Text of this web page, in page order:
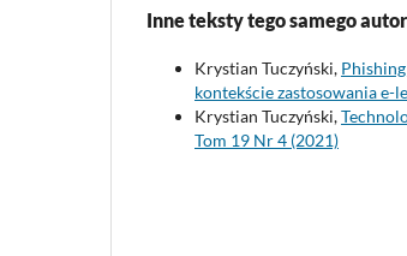
Inne teksty tego samego
Krystian Tuczyński,
kontekście zastosowania e-
Krystian Tuczyński,
Tom 19 Nr 4 (2021)